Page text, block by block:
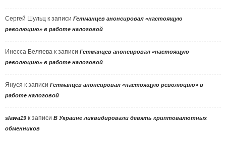
Сергей Шульц к записи Гетманцев анонсировал «настоящую
революцию» в работе налоговой
Инесса Беляева к записи Гетманцев анонсировал «настоящую
революцию» в работе налоговой
Януся к записи Гетманцев анонсировал «настоящую революцию» в
работе налоговой
slawa19 к записи В Украине ликвидировали девять криптовалютных
обменников